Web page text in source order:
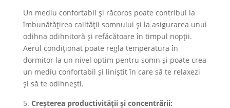
Un mediu confortabil și răcoros poate contribui la
îmbunătățirea calității somnului și la asigurarea unui
odihna odihnitoră și refăcătoare în timpul nopții.
Aerul condiționat poate regla temperatura în
dormitor la un nivel optim pentru somn și poate crea
un mediu confortabil și liniștit în care să te relaxezi
și să te odihnești.
Creșterea productivității și concentrării: